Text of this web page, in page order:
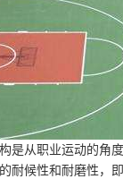
是从职业运动的角
耐候性和耐磨性，